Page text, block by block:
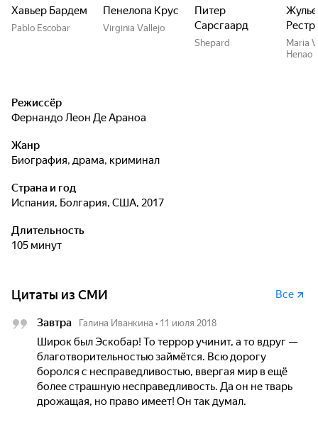
Хавьер Бардем
Pablo Escobar
Пенелопа Крус
Virginia Vallejo
Питер
Сарсгаард
Shepard
Maria
Henao
Режиссёр
Фернандо Леон Де Араноа
Жанр
биография, драма, криминал
Страна и год
Испания, Болгария, США, 2017
Длительность
105 минут
Цитаты из СМИ Все
Завтра Галина Иванкина • 11 июля 2018
Широк был Эскобар! То террор учинит, а то вдруг —
благотворительностью займётся. Всю дорогу
боролся с несправедливостью, ввергая мир в ещё
более страшную несправедливость. Да он не тварь
дрожащая, но право имеет! Он так думал.